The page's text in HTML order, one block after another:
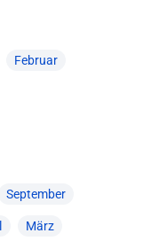
Februar
September
März